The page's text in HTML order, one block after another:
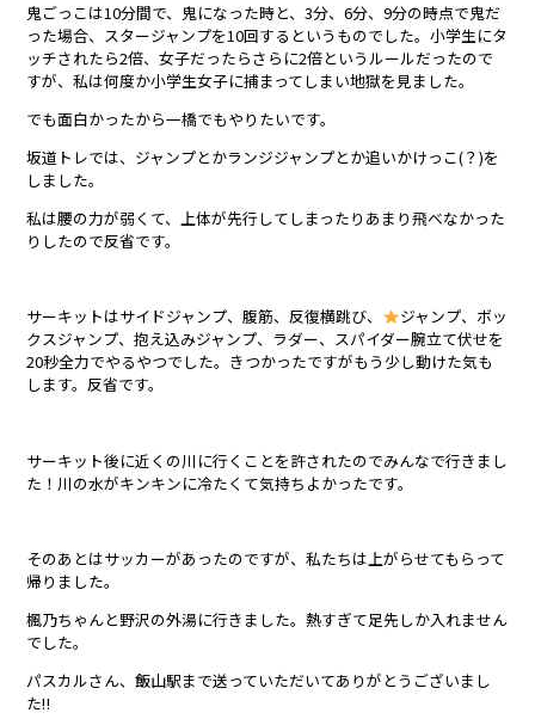
鬼ごっこは10分間で、鬼になった時と、3分、6分、9分の時点で鬼だ
った場合、スタージャンプを10回するというものでした。小学生にタ
ッチされたら2倍、女子だったらさらに2倍というルールだったので
すが、私は何度か小学生女子に捕まってしまい地獄を見ました。
でも面白かったから一橋でもやりたいです。
坂道トレでは、ジャンプとかランジジャンプとか追いかけっこ(？)を
しました。
私は腰の力が弱くて、上体が先行してしまったりあまり飛べなかった
りしたので反省です。
サーキットはサイドジャンプ、腹筋、反復横跳び、
ジャンプ、ボッ
クスジャンプ、抱え込みジャンプ、ラダー、スパイダー腕立て伏せを
20秒全力でやるやつでした。きつかったですがもう少し動けた気も
します。反省です。
サーキット後に近くの川に行くことを許されたのでみんなで行きまし
た！川の水がキンキンに冷たくて気持ちよかったです。
そのあとはサッカーがあったのですが、私たちは上がらせてもらって
帰りました。
楓乃ちゃんと野沢の外湯に行きました。熱すぎて足先しか入れません
でした。
パスカルさん、飯山駅まで送っていただいてありがとうございまし
た‼︎